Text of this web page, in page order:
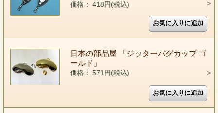
価格： 418円(税込)
日本の部品屋 「ジッターバグカップ ゴ
ールド」
価格： 571円(税込)